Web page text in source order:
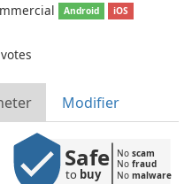
Android
iOS
votes
Modifier
Safe
to buy
No scam
No fraud
No malware